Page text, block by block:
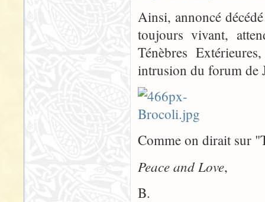
Ainsi, annoncé
toujours vivant,
Ténèbres
intrusion du forum de
Comme on dirait sur
Peace and Love,
B.